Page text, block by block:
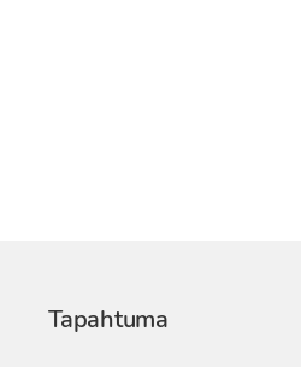
Tapahtuma